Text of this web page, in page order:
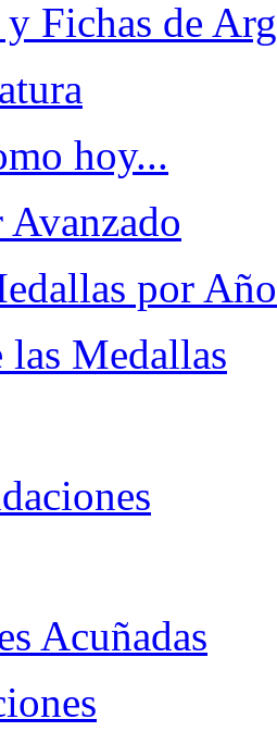
Fichas de
hoy...
Avanzado
por Año
las Medallas
Acuñadas